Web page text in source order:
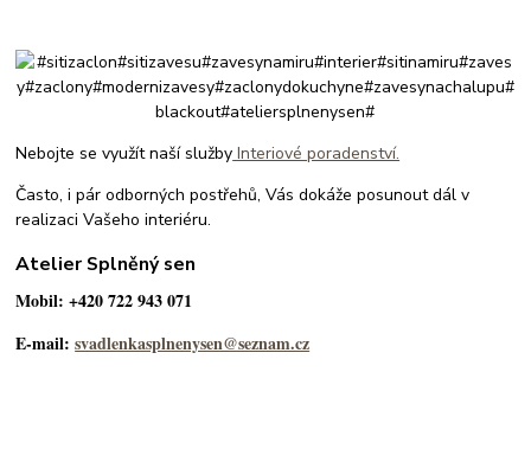
Nebojte se využít naší služby Interiové poradenství.
Často, i pár odborných postřehů, Vás dokáže posunout dál v
realizaci Vašeho interiéru.
Atelier Splněný sen
Mobil: +420 722 943 071
E-mail:svadlenkasplnenysen@seznam.cz